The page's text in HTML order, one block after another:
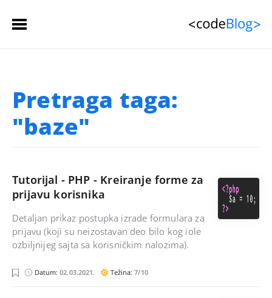
Sačuvani članci
Članci (spisak)
Pretraga taga:
"baze"
Tutorijal - PHP - Kreiranje forme za
prijavu korisnika
Detaljan prikaz postupka izrade formulara za
prijavu (koji su neizostavan deo bilo kog iole
ozbiljnijeg sajta sa korisničkim nalozima).
Datum:02.03.2021. Težina:7/10
p
s